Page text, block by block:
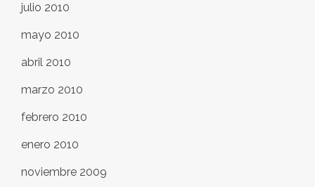
julio 2010
mayo 2010
abril 2010
marzo 2010
febrero 2010
enero 2010
noviembre 2009